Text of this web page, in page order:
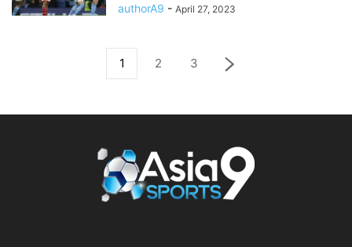
authorA9 - April 27, 2023
1 2 3